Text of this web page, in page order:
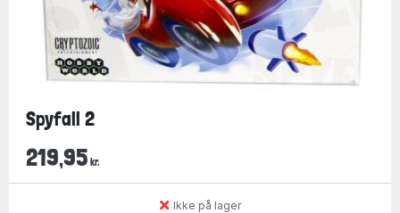
Spyfall 2
219,95 kr.
Ikke på lager